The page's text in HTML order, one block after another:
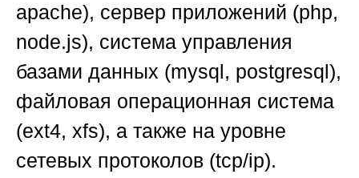
apache), сервер приложений (php,
node.js), система управления
базами данных (mysql, postgresql),
файловая операционная система
(ext4, xfs), а также на уровне
сетевых протоколов (tcp/ip).